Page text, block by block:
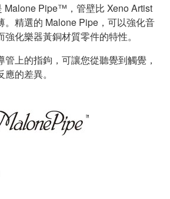
Malone Pipe™，管壁比 Xeno Artist
。精選的 Malone Pipe，可以強化音
化樂器黃銅材質零件的特性。
上的指鉤，可讓您從聽覺到觸覺，
的差異。